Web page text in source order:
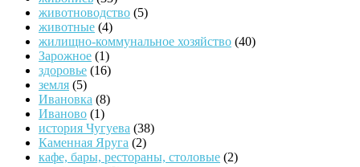
животноводство (5)
животные (4)
жилищно-коммунальное хозяйство (40)
Зарожное (1)
здоровье (16)
земля (5)
Ивановка (8)
Иваново (1)
история Чугуева (38)
Каменная Яруга (2)
кафе, бары, рестораны, столовые (2)